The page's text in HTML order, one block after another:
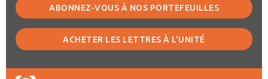
ABONNEZ-VOUS À NOS PORTEFEUILLES
ACHETER LES LETTRES À L'UNITÉ